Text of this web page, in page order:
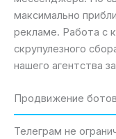
максимально
рекламе. Работа с
скрупулезного
нашего агентства
Продвижение
Телеграм не